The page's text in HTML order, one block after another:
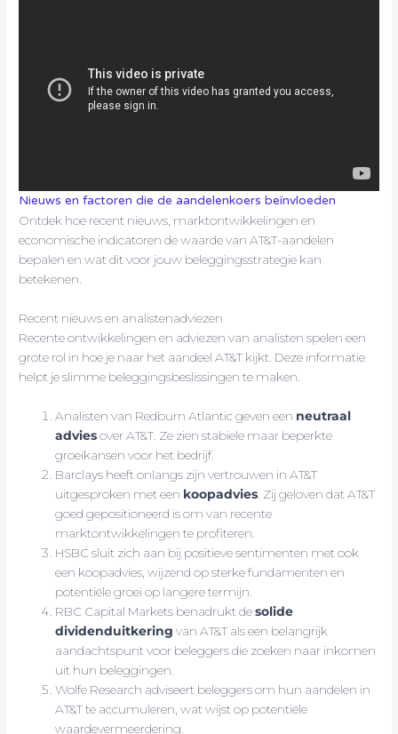
Nieuws en factoren die de aandelenkoers beïnvloeden
Ontdek hoe recent nieuws, marktontwikkelingen en
economische indicatoren de waarde van AT&T-aandelen
bepalen en wat dit voor jouw beleggingsstrategie kan
betekenen.
Recent nieuws en analistenadviezen
Recente ontwikkelingen en adviezen van analisten spelen een
grote rol in hoe je naar het aandeel AT&T kijkt. Deze informatie
helpt je slimme beleggingsbeslissingen te maken.
Analisten van Redburn Atlantic geven een neutraal
adviesover AT&T. Ze zien stabiele maar beperkte
groeikansen voor het bedrijf.
Barclays heeft onlangs zijn vertrouwen in AT&T
uitgesproken met een koopadvies . Zij geloven dat AT&T
goed gepositioneerd is om van recente
marktontwikkelingen te profiteren.
HSBC sluit zich aan bij positieve sentimenten met ook
een koopadvies, wijzend op sterke fundamenten en
potentiële groei op langere termijn.
RBC Capital Markets benadrukt desolide
dividenduitkering van AT&T als een belangrijk
aandachtspunt voor beleggers die zoeken naar inkomen
uit hun beleggingen.
Wolfe Research adviseert beleggers om hun aandelen in
AT&T te accumuleren, wat wijst op potentiële
waardevermeerdering.